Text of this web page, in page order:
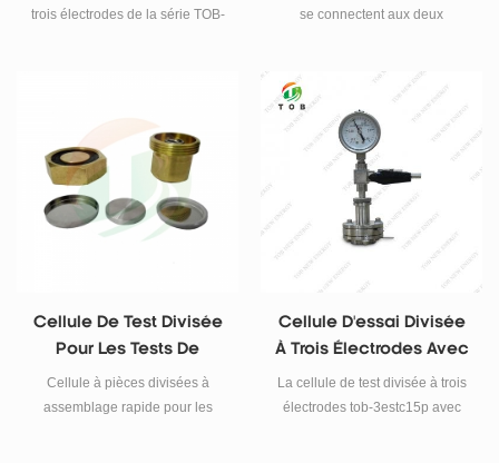
trois électrodes de la série TOB-
d'informations.
se connectent aux deux
connecté à l'électrode de
référence qui peut être utilisée
pour surveiller les variations de
tension des deux électrodes.
Cellule De Test Divisée
Pour Les Tests De
Matériaux De Batterie
De R&D
Cellule à pièces divisées à
assemblage rapide pour les
Cellule D'essai Divisée
À Trois Électrodes Avec
Manomètre
La cellule de test divisée à trois
électrodes tob-3estc15p avec